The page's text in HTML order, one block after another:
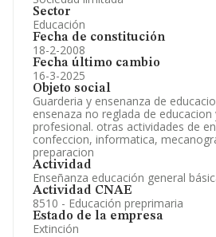
Sector
Educación
Fecha de constitución
18-2-2008
Fecha último cambio
16-3-2025
Objeto social
Guarderia y ensenanza de
ensenaza no reglada de
profesional. otras actividades de
confeccion, informatica,
preparacion
Actividad
Enseñanza educación general
Actividad CNAE
8510 - Educación preprimaria
Estado de la empresa
Extinción